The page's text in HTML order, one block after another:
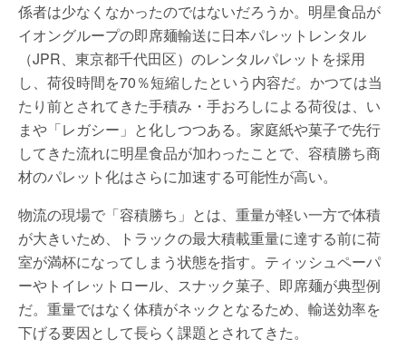
係者は少なくなかったのではないだろうか。明星食品が
イオングループの即席麺輸送に日本パレットレンタル
（JPR、東京都千代田区）のレンタルパレットを採用
し、荷役時間を70％短縮したという内容だ。かつては当
たり前とされてきた手積み・手おろしによる荷役は、い
まや「レガシー」と化しつつある。家庭紙や菓子で先行
してきた流れに明星食品が加わったことで、容積勝ち商
材のパレット化はさらに加速する可能性が高い。
物流の現場で「容積勝ち」とは、重量が軽い一方で体積
が大きいため、トラックの最大積載重量に達する前に荷
室が満杯になってしまう状態を指す。ティッシュペーパ
ーやトイレットロール、スナック菓子、即席麺が典型例
だ。重量ではなく体積がネックとなるため、輸送効率を
下げる要因として長らく課題とされてきた。